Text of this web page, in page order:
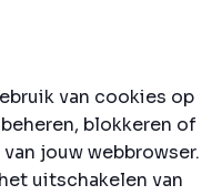
van cookies op
blokkeren of
jouw webbrowser.
uitschakelen van